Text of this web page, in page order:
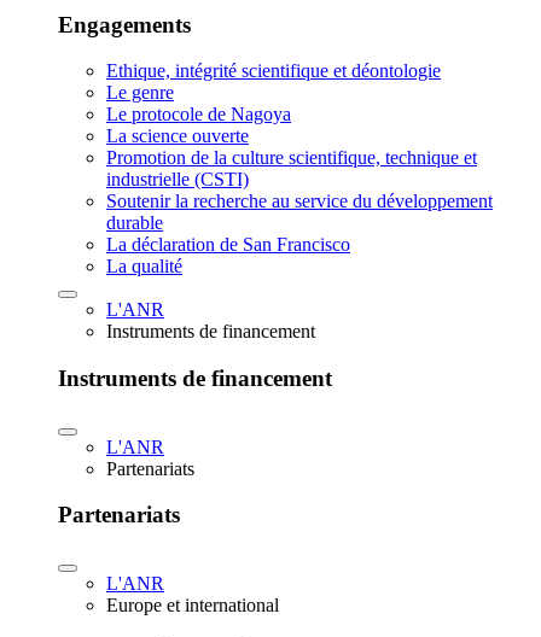
Engagements
Ethique, intégrité scientifique et déontologie
Le genre
Le protocole de Nagoya
La science ouverte
Promotion de la culture scientifique, technique et
industrielle (CSTI)
Soutenir la recherche au service du développement
durable
La déclaration de San Francisco
La qualité
L'ANR
Instruments de financement
Instruments de financement
L'ANR
Partenariats
Partenariats
L'ANR
Europe et international